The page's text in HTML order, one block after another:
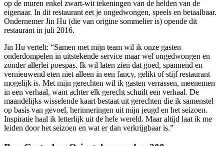
op de muren enkel zwart-wit tekeningen van de helden van de
eigenaar. In dit restaurant eet je ongedwongen, speels en betaalbaar.
Ondernemer Jin Hu (die van origine sommelier is) opende dit
restaurant in juli 2016.
Jin Hu vertelt: “Samen met mijn team wil ik onze gasten
onderdompelen in uitstekende service maar wel ongedwongen en
zonder allerlei poespas. Ik wil laten zien dat goed, spannend en
vernieuwend eten niet alleen in een fancy, gelikt of stijf restaurant
mogelijk is. Met mijn gerechten wil ik gasten verrassen, meenemen
in een verhaal, want achter elk gerecht schuilt een verhaal. De
maandelijks wisselende kaart bestaat uit gerechten die ik samenstel
op basis van gevoel, herinneringen uit mijn jeugd en het seizoen.
Inspiratie haal ik letterlijk uit de hele wereld. Maar altijd laat ik me
leiden door het seizoen en wat er dan verkrijgbaar is.”